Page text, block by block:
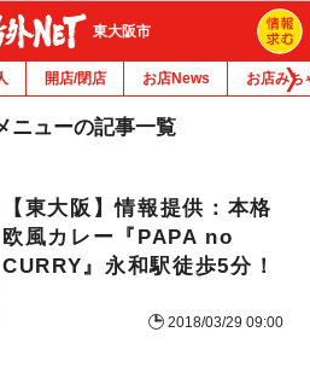
東大阪市
開店/閉店 お店News お店みち
ニューの記事一覧
【東大阪】情報提供：本格
欧風カレー『PAPA no
CURRY』永和駅徒歩5分！
2018/03/29 09:00